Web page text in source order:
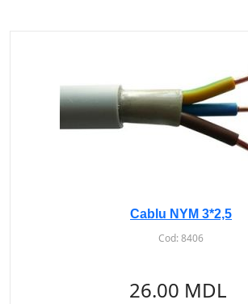
Cablu NYM 3*2,5
Cod:8406
26.00 MDL